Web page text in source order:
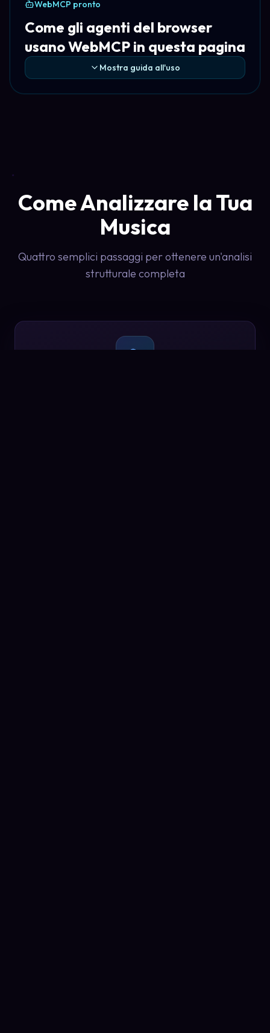
WebMCP pronto
Come gli agenti del browser
usano WebMCP in questa pagina
Mostra guida all'uso
Come Analizzare la Tua
Musica
Quattro semplici passaggi per ottenere un'analisi
strutturale completa